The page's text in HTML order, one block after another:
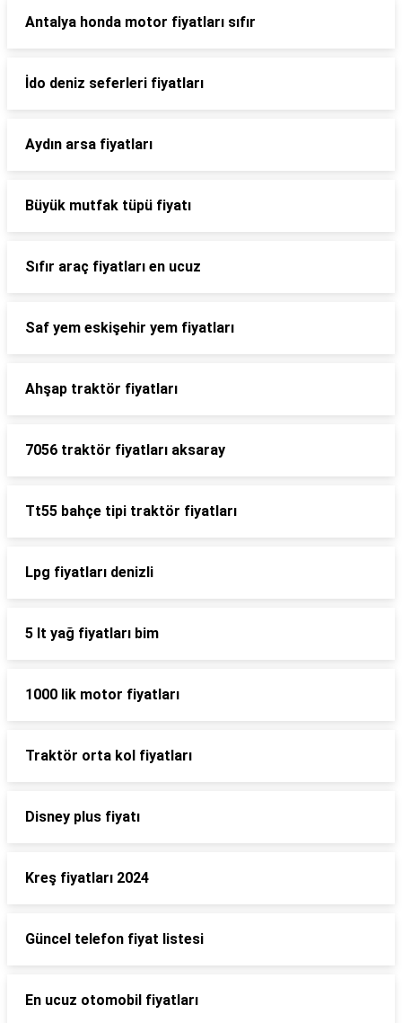
Antalya honda motor fiyatları sıfır
İdo deniz seferleri fiyatları
Aydın arsa fiyatları
Büyük mutfak tüpü fiyatı
Sıfır araç fiyatları en ucuz
Saf yem eskişehir yem fiyatları
Ahşap traktör fiyatları
7056 traktör fiyatları aksaray
Tt55 bahçe tipi traktör fiyatları
Lpg fiyatları denizli
5 lt yağ fiyatları bim
1000 lik motor fiyatları
Traktör orta kol fiyatları
Disney plus fiyatı
Kreş fiyatları 2024
Güncel telefon fiyat listesi
En ucuz otomobil fiyatları